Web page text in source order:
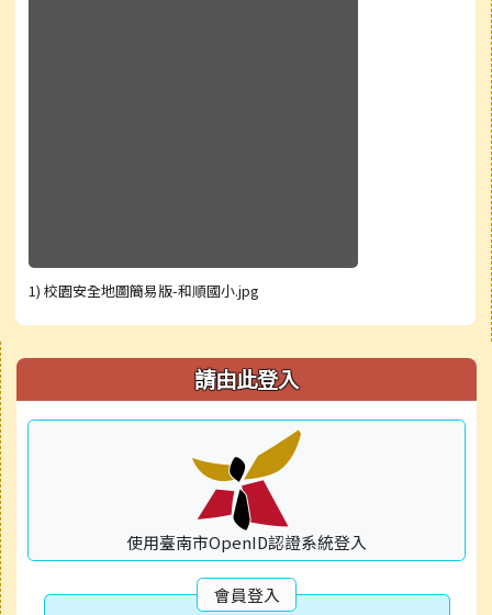
1) 校園安全地圖簡易版-和順國小.jpg
右邊區域內容 請由此登入
使用臺南市OpenID認證系統登入
會員登入